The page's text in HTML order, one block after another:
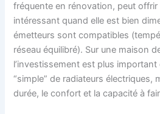
fréquente en rénovation, peut
intéressant quand elle est bien
émetteurs sont compatibles
réseau équilibré). Sur une maison
l’investissement est plus important
“simple” de radiateurs électriques,
durée, le confort et la capacité à